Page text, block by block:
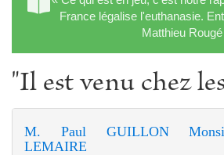
France légalise l'euthanasie.
Matthieu Rougé
"Il est venu chez
M. Paul GUILLON
LEMAIRE